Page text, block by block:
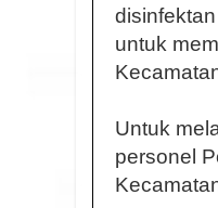
untuk
Untuk
personel